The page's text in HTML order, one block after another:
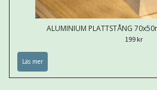
ALUMINIUM PLATTSTÅNG
199 kr
Läs mer